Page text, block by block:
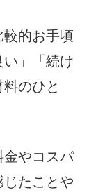
較的お手頃
」「続け
のひと
金やコスパ
たことや